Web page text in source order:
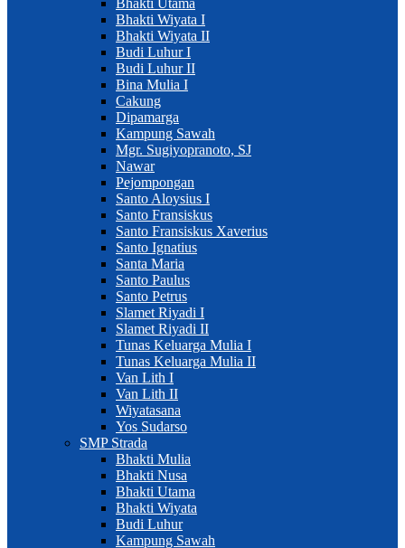
Bhakti Utama
Bhakti Wiyata I
Bhakti Wiyata II
Budi Luhur I
Budi Luhur II
Bina Mulia I
Cakung
Dipamarga
Kampung Sawah
Mgr. Sugiyopranoto, SJ
Nawar
Pejompongan
Santo Aloysius I
Santo Fransiskus
Santo Fransiskus Xaverius
Santo Ignatius
Santa Maria
Santo Paulus
Santo Petrus
Slamet Riyadi I
Slamet Riyadi II
Tunas Keluarga Mulia I
Tunas Keluarga Mulia II
Van Lith I
Van Lith II
Wiyatasana
Yos Sudarso
SMP Strada
Bhakti Mulia
Bhakti Nusa
Bhakti Utama
Bhakti Wiyata
Budi Luhur
Kampung Sawah